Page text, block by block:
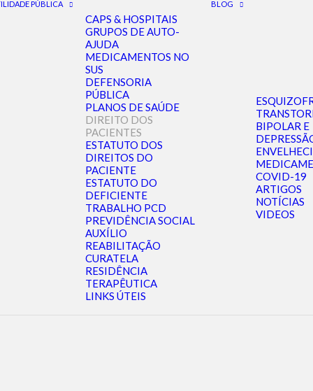
PÚBLICA
CAPS & HOSPITAIS
GRUPOS DE AUTO-
AJUDA
MEDICAMENTOS NO
SUS
DEFENSORIA
PÚBLICA
PLANOS DE SAÚDE
DIREITO DOS
PACIENTES
ESTATUTO DOS
DIREITOS DO
PACIENTE
ESTATUTO DO
DEFICIENTE
TRABALHO PCD
PREVIDÊNCIA SOCIAL
AUXÍLIO
REABILITAÇÃO
CURATELA
RESIDÊNCIA
TERAPÊUTICA
LINKS ÚTEIS
BLOG
BIPOLAR E
COVID-19
ARTIGOS
NOTÍCIAS
VIDEOS